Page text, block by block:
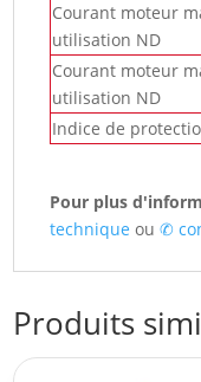
Courant moteur
utilisation ND
Courant moteur
utilisation ND
Indice de
Pour plus
technique ou✆
Produits